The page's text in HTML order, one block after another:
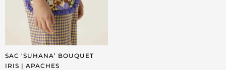
SAC ‘SUHANA’ BOUQUET
IRIS | APACHES